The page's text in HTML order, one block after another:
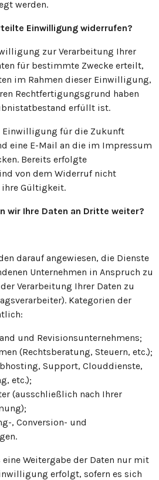
werden.
Einwilligung widerrufen?
zur Verarbeitung Ihrer
für bestimmte Zwecke erteilt,
im Rahmen dieser Einwilligung,
Rechtfertigungsgrund haben
erfüllt ist.
Einwilligung für die Zukunft
eine E-Mail an die im Impressum
Bereits erfolgte
von dem Widerruf nicht
Gültigkeit.
wir Ihre Daten an Dritte weiter?
darauf angewiesen, die Dienste
Unternehmen in Anspruch zu
Verarbeitung Ihrer Daten zu
Kategorien der
und Revisionsunternehmens;
(Rechtsberatung, Steuern, etc.);
Support, Clouddienste,
etc.);
(ausschließlich nach Ihrer
, Conversion- und
Weitergabe der Daten nur mit
erfolgt, sofern es sich